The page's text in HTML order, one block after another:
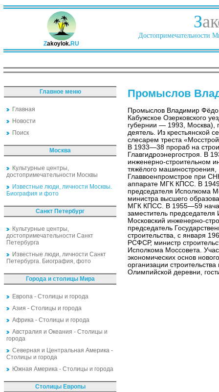
Zakoylok.RU
З
Достопримечательности
Главное меню
Главная
Новости
Поиск
Москва
Культурные центры,
достопримечательности Москвы
Известные люди, личности Москвы.
Биография и фото
Санкт Петербург
Культурные центры,
достопримечательности Санкт
Петербурга
Известные люди, личности Санкт
Петербурга. Биография, фото
Города и столицы Мира
Европа - Столицы и города
Азия - Столицы и города
Африка - Столицы и города
Австралия и Океания - Столицы и
города
Северная и Центральная Америка -
Столицы и города
Южная Америка - Столицы и города
Столицы Европы
Промыслов
Промыслов Владимир
Кабужское Озерковского
губернии — 1993, Москва),
деятель. Из крестьянской
слесарем треста
В 1933—38 прораб на
Главгидроэнергостроя. В
инженерно-строительном
тяжёлого
Главвоенпромстрое при
аппарате МГК КПСС. В
председателя Исполкома
министра высшего
МГК КПСС. В 1955—59
заместитель
Московский инженерно-
председатель
строительства, с января
РСФСР, министр
Исполкома Моссовета.
экономических основ
организации
Олимпийской деревни,